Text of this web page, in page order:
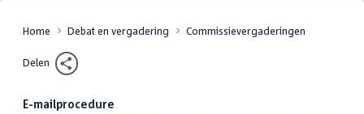
Home Debat en vergadering Commissievergaderingen
Delen
E-mailprocedure